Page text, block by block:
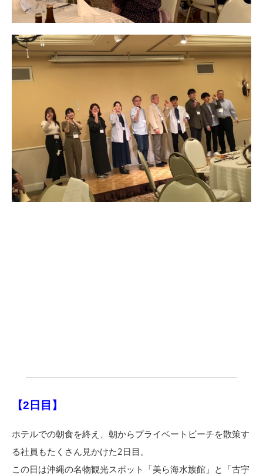
【2日目】
ホテルでの朝食を終え、朝からプライベートビーチを散策す
る社員もたくさん見かけた2日目。
この日は沖縄の名物観光スポット「美ら海水族館」と「古宇